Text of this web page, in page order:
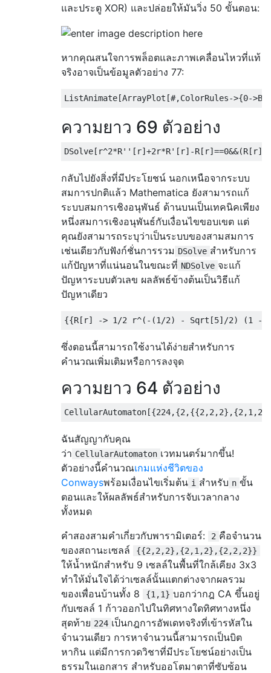
และประตู XOR) และปล่อยให้มันวิ่ง 50 ขั้นตอน:
หากคุณสนใจการพล็อตและภาพเคลื่อนไหวที่แท้
จริงอาจเป็นข้อมูลตัวอย่าง 77:
ListAnimate[ArrayPlot [#,ColorRules->{0->
ความยาว 69 ตัวอย่าง
DSolve[ r^2*R'' [ r]+2r*R'[r]-
กลับไปยังสิ่งที่มีประโยชน์ นอกเหนือจากระบบ
สมการปกติแล้ว Mathematica ยังสามารถแก้
ระบบสมการเชิงอนุพันธ์ ด้านบนเป็นเทคนิคเพียง
หนึ่งสมการเชิงอนุพันธ์กับเงื่อนไขขอบเขต แต่
คุณยังสามารถระบุว่าเป็นระบบของสามสมการ
เช่นเดียวกับฟังก์ชั่นการรวม DSolve สำหรับการ
แก้ปัญหาที่แน่นอนในขณะที่ NDSolve จะแก้
ปัญหาระบบตัวเลข ผลลัพธ์ข้างต้นเป็นวิธีแก้
ปัญหาเดียว
{{R[ r] -> 1 /2 r^(-(1 /2) - Sqrt [5]/2) (1 -
ซึ่งตอนนี้สามารถใช้งานได้ง่ายสำหรับการ
คำนวณเพิ่มเติมหรือการลงจุด
ความยาว 64 ตัวอย่าง
CellularAutomaton[{224,{2 ,{{2 ,2 ,2},{2 ,1 ,2
ฉันสัญญากับคุณ
ว่า CellularAutomaton เวทมนตร์มากขึ้น!
ตัวอย่างนี้คำนวณเกมแห่งชีวิตของ
Conwaysพร้อมเงื่อนไขเริ่มต้น i สำหรับ n ขั้น
ตอนและให้ผลลัพธ์สำหรับการจับเวลากลาง
ทั้งหมด
คำสองสามคำเกี่ยวกับพารามิเตอร์:
2 คือจำนวน
ของสถานะเซลล์
{{2,2,2},{2,1,2},{2,2,2}}
ให้น้ำหนักสำหรับ 9 เซลล์ในพื้นที่ใกล้เคียง 3x3
ทำให้มั่นใจได้ว่าเซลล์นั้นแตกต่างจากผลรวม
ของเพื่อนบ้านทั้ง 8
{1,1} บอกว่ากฎ CA ขึ้นอยู่
กับเซลล์ 1 ก้าวออกไปในทิศทางใดทิศทางหนึ่ง
สุดท้าย 224 เป็นกฎการอัพเดทจริงที่เข้ารหัสใน
จำนวนเดียว การหาจำนวนนี้สามารถเป็นบิต
หากิน แต่มีการกวดวิชาที่มีประโยชน์อย่างเป็น
ธรรมในเอกสาร สำหรับออโตมาตาที่ซับซ้อน